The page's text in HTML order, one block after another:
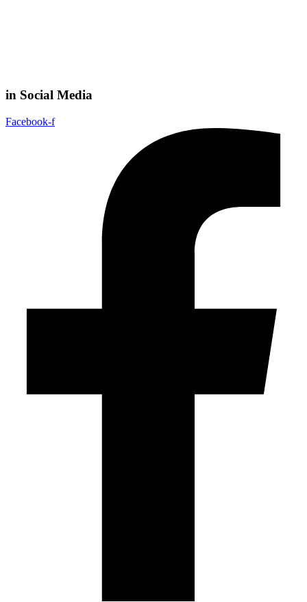
in Social Media
Facebook-f